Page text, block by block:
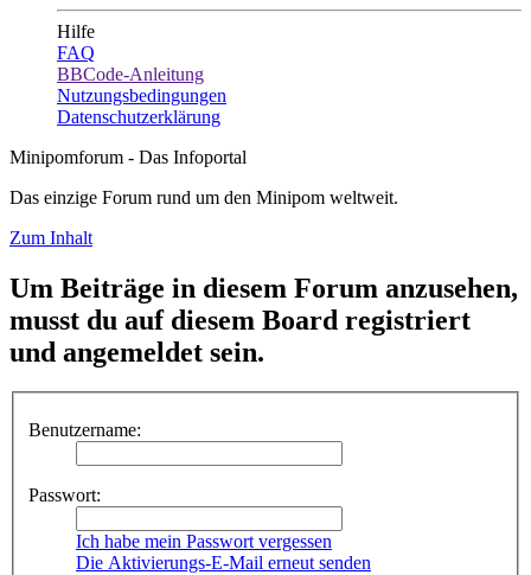
Hilfe
FAQ
BBCode-Anleitung
Nutzungsbedingungen
Datenschutzerklärung
Minipomforum - Das Infoportal
Das einzige Forum rund um den Minipom weltweit.
Zum Inhalt
Um Beiträge in diesem Forum anzusehen,
musst du auf diesem Board registriert
und angemeldet sein.
Benutzername:
Passwort:
Ich habe mein Passwort vergessen
Die Aktivierungs-E-Mail erneut senden